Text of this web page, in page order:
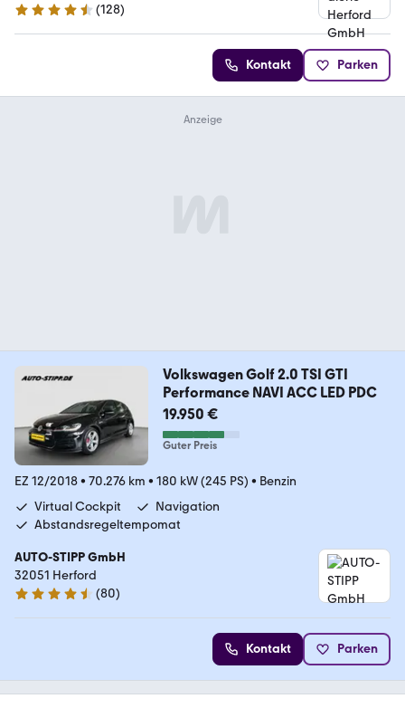
4.5 Sterne
(128)
Kontakt Parken
Volkswagen Golf 2.0 TSI GTI
Performance NAVI ACC LED PDC
19.950 €
Guter Preis
EZ 12/2018• 70.276 km • 180 kW (245 PS) • Benzin
Virtual Cockpit
Navigation
Abstandsregeltempomat
AUTO-STIPP GmbH
32051 Herford
4.3 Sterne
(80)
Kontakt Parken